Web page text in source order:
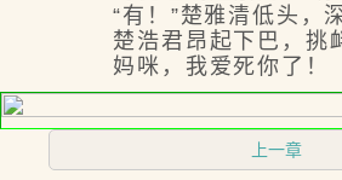
“有！”楚雅清低头，深
楚浩君昂起下巴，挑衅
妈咪，我爱死你了！
上一章